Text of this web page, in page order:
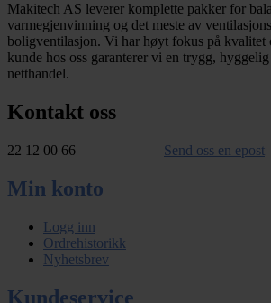
Makitech AS leverer komplette pakker for
varmegjenvinning og det meste av
boligventilasjon. Vi har høyt fokus på kvalitet
kunde hos oss garanterer vi en trygg,
netthandel.
Kontakt oss
22 12 00 66 Send oss en epost
Min konto
Logg inn
Ordrehistorikk
Nyhetsbrev
Kundeservice